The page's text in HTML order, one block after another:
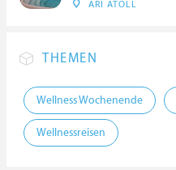
ARI ATOLL
THEMEN
Wellness Wochenende
Wellnessreisen